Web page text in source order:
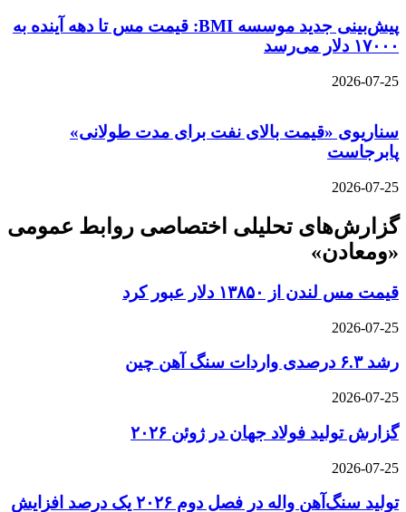
پیش‌بینی جدید موسسه BMI: قیمت مس تا دهه آینده به
۱۷۰۰۰ دلار می‌رسد
2026-07-25
سناریوی «قیمت بالای نفت برای مدت طولانی»
پابرجاست
2026-07-25
گزارش‌های تحلیلی اختصاصی روابط عمومی
«ومعادن»
قیمت مس لندن از ۱۳۸۵۰ دلار عبور کرد
2026-07-25
رشد ۶.۳ درصدی واردات سنگ آهن چین
2026-07-25
گزارش تولید فولاد جهان در ژوئن ۲۰۲۶
2026-07-25
تولید سنگ‌آهن واله در فصل دوم ۲۰۲۶ یک درصد افزایش